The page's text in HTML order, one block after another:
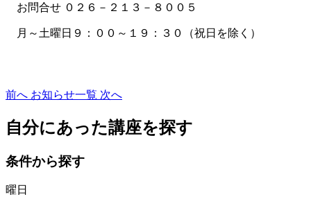
お問合せ ０２６－２１３－８００５
月～土曜日９：００～１９：３０（祝日を除く）
前へ お知らせ一覧 次へ
自分にあった講座を探す
条件から探す
曜日